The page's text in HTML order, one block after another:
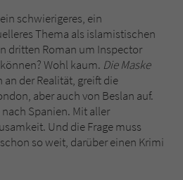
schwierigeres, ein
Thema als islamistischen
dritten Roman um Inspector
Wohl kaum. Die Maske
an der Realität, greift die
aber auch von Beslan auf.
Spanien. Mit aller
Und die Frage muss
so weit, darüber einen Krimi
gewährleistet die
der Webseite mit dem
Es wird benötigt um z. B. den
des Kontaktformulars zu